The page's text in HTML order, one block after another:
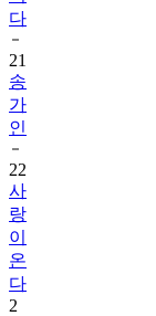
다
21
송
가
인
22
사
랑
이
온
다
2